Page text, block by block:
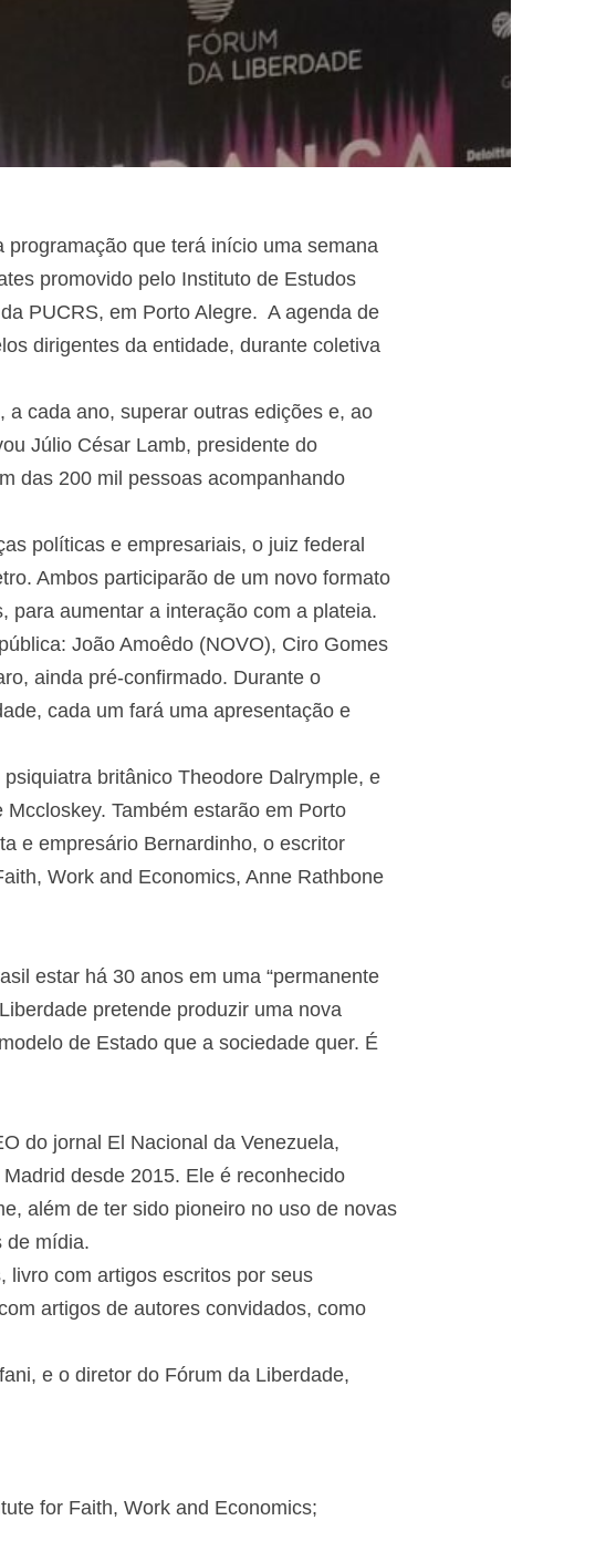
que terá início uma semana
promovido pelo Instituto de Estudos
PUCRS, em Porto Alegre. A agenda de
dirigentes da entidade, durante coletiva
cada ano, superar outras edições e, ao
Júlio César Lamb, presidente do
das 200 mil pessoas acompanhando
políticas e empresariais, o juiz federal
Ambos participarão de um novo formato
para aumentar a interação com a plateia.
João Amoêdo (NOVO), Ciro Gomes
ainda pré-confirmado. Durante o
cada um fará uma apresentação e
britânico Theodore Dalrymple, e
Também estarão em Porto
e empresário Bernardinho, o escritor
Work and Economics, Anne Rathbone
estar há 30 anos em uma “permanente
pretende produzir uma nova
de Estado que a sociedade quer. É
do jornal El Nacional da Venezuela,
desde 2015. Ele é reconhecido
além de ter sido pioneiro no uso de novas
de mídia.
livro com artigos escritos por seus
artigos de autores convidados, como
e o diretor do Fórum da Liberdade,
for Faith, Work and Economics;